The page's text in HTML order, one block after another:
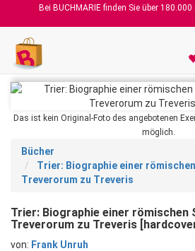
Bei BUCHMARIE finden Sie über
Das ist kein Original-Foto des angebotenen
möglich.
Bücher
Trier: Biographie einer
Treverorum zu Treveris
Trier: Biographie einer römischen
Treverorum zu Treveris
von: Frank Unruh